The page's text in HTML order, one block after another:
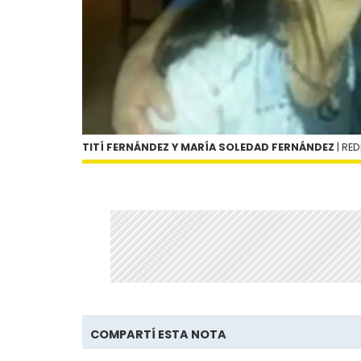
TITÍ FERNÁNDEZ Y MARÍA SOLEDAD FERNÁNDEZ |
COMPARTÍ ESTA NOTA